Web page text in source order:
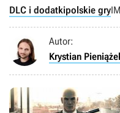
DLC i dodatkipolskie gry
Autor:
Krystian